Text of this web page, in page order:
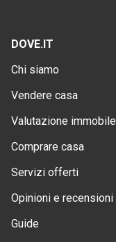
DOVE.IT
Chi siamo
Vendere casa
Valutazione immobile
Comprare casa
Servizi offerti
Opinioni e recensioni
Guide